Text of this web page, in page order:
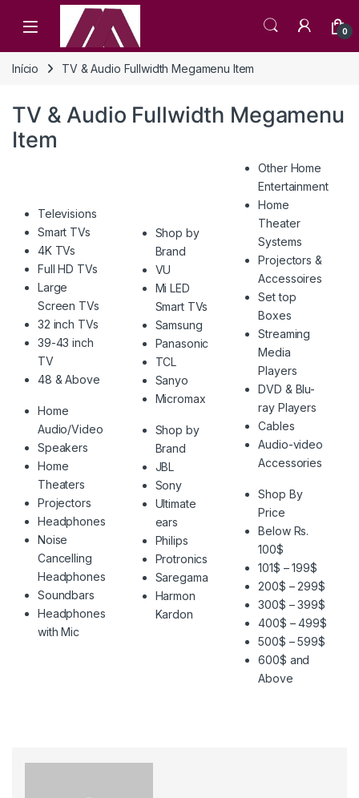
Open 0
Início TV & Audio Fullwidth Megamenu Item
TV & Audio Fullwidth Megamenu
Item
Televisions
Smart TVs
4K TVs
Full HD TVs
Large
Screen TVs
32 inch TVs
39-43 inch
TV
48 & Above
Home
Audio/Video
Speakers
Home
Theaters
Projectors
Headphones
Noise
Cancelling
Headphones
Soundbars
Headphones
with Mic
Shop by
Brand
VU
Mi LED
Smart TVs
Samsung
Panasonic
TCL
Sanyo
Micromax
Shop by
Brand
JBL
Sony
Ultimate
ears
Philips
Protronics
Saregama
Harmon
Kardon
Other Home
Entertainment
Home
Theater
Systems
Projectors &
Accessoires
Set top
Boxes
Streaming
Media
Players
DVD & Blu-
ray Players
Cables
Audio-video
Accessories
Shop By
Price
Below Rs.
100$
101$ – 199$
200$ – 299$
300$ – 399$
400$ – 499$
500$ – 599$
600$ and
Above